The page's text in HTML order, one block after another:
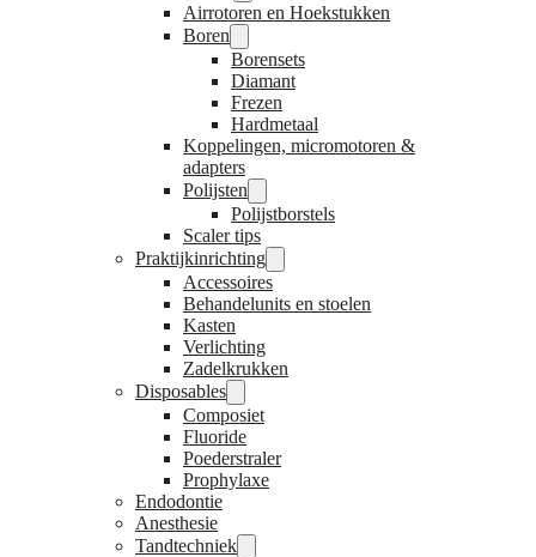
Airrotoren en Hoekstukken
Boren
Borensets
Diamant
Frezen
Hardmetaal
Koppelingen, micromotoren &
adapters
Polijsten
Polijstborstels
Scaler tips
Praktijkinrichting
Accessoires
Behandelunits en stoelen
Kasten
Verlichting
Zadelkrukken
Disposables
Composiet
Fluoride
Poederstraler
Prophylaxe
Endodontie
Anesthesie
Tandtechniek